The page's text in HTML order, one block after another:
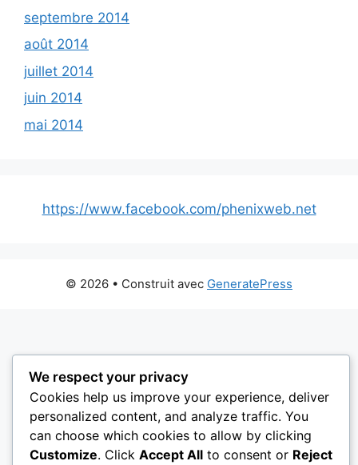
septembre 2014
août 2014
juillet 2014
juin 2014
mai 2014
https://www.facebook.com/phenixweb.net
© 2026 • Construit avec GeneratePress
We respect your privacy
Cookies help us improve your experience, deliver
personalized content, and analyze traffic. You
can choose which cookies to allow by clicking
Customize. Click Accept All to consent or Reject